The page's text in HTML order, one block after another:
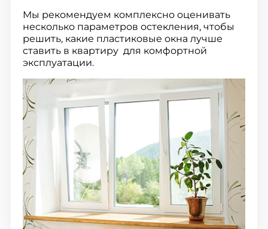
Мы рекомендуем комплексно оценивать
несколько параметров остекления, чтобы
решить, какие пластиковые окна лучше
ставить в квартиру для комфортной
эксплуатации.